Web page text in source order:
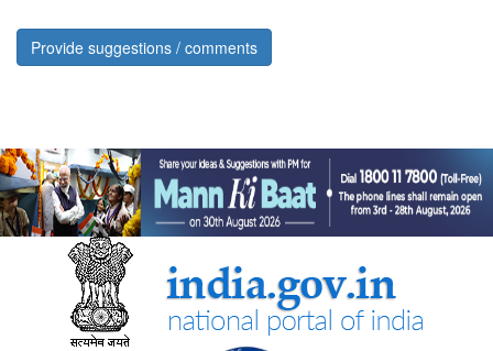
Provide suggestions / comments